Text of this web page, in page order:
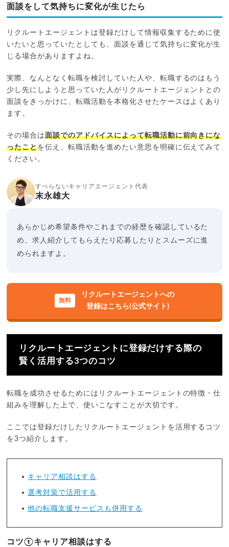
面談をして気持ちに変化が生じたら
リクルートエージェントは登録だけして情報収集するために使
いたいと思っていたとしても、面談を通じて気持ちに変化が生
じる場合がありますよね。
実際、なんとなく転職を検討していた人や、転職するのはもう
少し先にしようと思っていた人がリクルートエージェントとの
面談をきっかけに、転職活動を本格化させたケースはよくあり
ます。
その場合は面談でのアドバイスによって転職活動に前向きにな
ったことを伝え、転職活動を進めたい意思を明確に伝えてみて
ください。
すべらないキャリアエージェント代表
末永雄大
あらかじめ希望条件やこれまでの経歴を確認しているた
め、求人紹介してもらえたり応募したりとスムーズに進
められますよ。
リクルートエージェントへの
登録はこちら(公式サイト)
リクルートエージェントに登録だけする際の
賢く活用する3つのコツ
転職を成功させるためにはリクルートエージェントの特徴・仕
組みを理解した上で、使いこなすことが大切です。
ここでは登録だけしたリクルートエージェントを活用するコツ
を3つ紹介します。
キャリア相談はする
選考対策で活用する
他の転職支援サービスも併用する
コツ①キャリア相談はする